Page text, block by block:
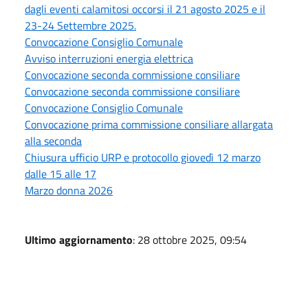
dagli eventi calamitosi occorsi il 21 agosto 2025 e il
23-24 Settembre 2025.
Convocazione Consiglio Comunale
Avviso interruzioni energia elettrica
Convocazione seconda commissione consiliare
Convocazione seconda commissione consiliare
Convocazione Consiglio Comunale
Convocazione prima commissione consiliare allargata
alla seconda
Chiusura ufficio URP e protocollo giovedì 12 marzo
dalle 15 alle 17
Marzo donna 2026
Ultimo aggiornamento: 28 ottobre 2025, 09:54